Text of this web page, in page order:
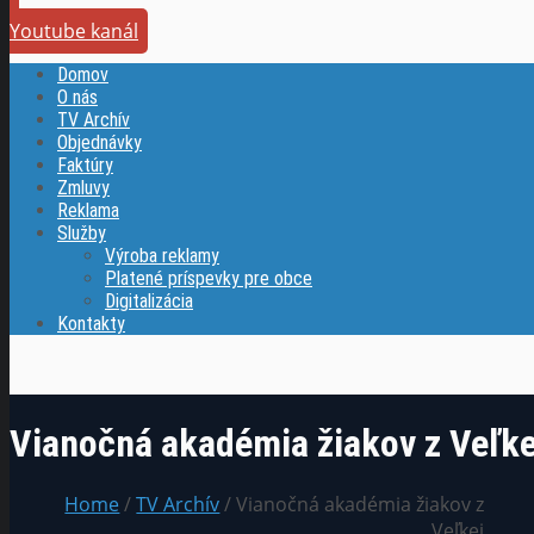
Youtube kanál
Domov
O nás
TV Archív
Objednávky
Faktúry
Zmluvy
Reklama
Služby
Výroba reklamy
Platené príspevky pre obce
Digitalizácia
Kontakty
Vianočná akadémia žiakov z
Home/TV Archív/ Vianočná akadémia žiakov z